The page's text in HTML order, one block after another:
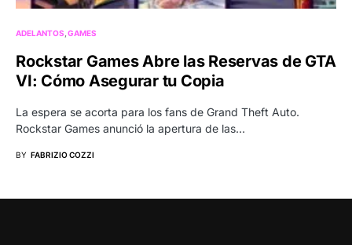
ADELANTOS GAMES
Rockstar Games Abre las Reservas de GTA
VI: Cómo Asegurar tu Copia
La espera se acorta para los fans de Grand Theft Auto.
Rockstar Games anunció la apertura de las…
BY FABRIZIO COZZI